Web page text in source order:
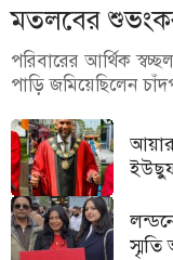
মতলবের
পরিবারের আর্থিক
পাড়ি জমিয়েছিলেন